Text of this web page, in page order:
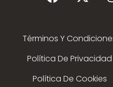
Términos Y
Política De Privacidad
Política De Cookies